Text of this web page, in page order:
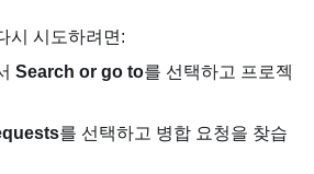
시 시도하려면:
Search or go to를 선택하고 프로젝
를 선택하고 병합 요청을 찾습